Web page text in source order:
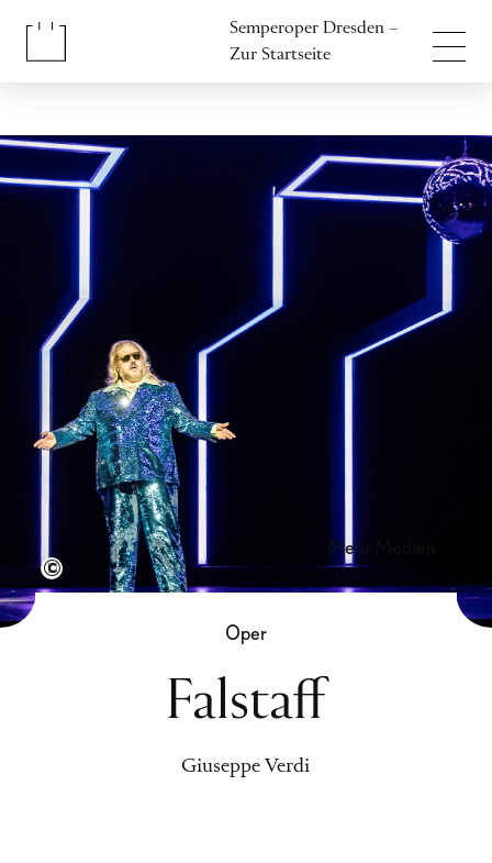
Semperoper Dresden –
Zur Startseite
Semperoper Dresden / Jochen Quast
mehr Medien
Oper
Falstaff
Giuseppe Verdi